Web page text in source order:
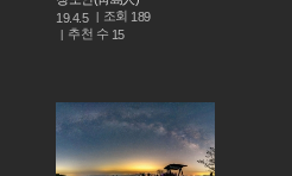
19.4.5
조회 189
추천 수 15